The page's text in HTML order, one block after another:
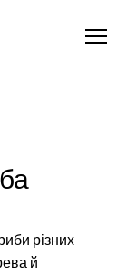
різних
й